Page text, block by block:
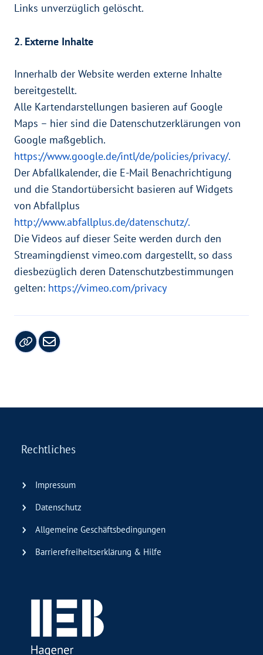
Links unverzüglich gelöscht.
2. Externe Inhalte
Innerhalb der Website werden externe Inhalte
bereitgestellt.
Alle Kartendarstellungen basieren auf Google
Maps – hier sind die Datenschutzerklärungen von
Google maßgeblich.
https://www.google.de/intl/de/policies/privacy/.
Der Abfallkalender, die E-Mail Benachrichtigung
und die Standortübersicht basieren auf Widgets
von Abfallplus
http://www.abfallplus.de/datenschutz/.
Die Videos auf dieser Seite werden durch den
Streamingdienst vimeo.com dargestellt, so dass
diesbezüglich deren Datenschutzbestimmungen
gelten: https://vimeo.com/privacy
Copy URLLink per Mail versenden
Rechtliches
Impressum
Datenschutz
Allgemeine Geschäftsbedingungen
Barrierefreiheitserklärung & Hilfe